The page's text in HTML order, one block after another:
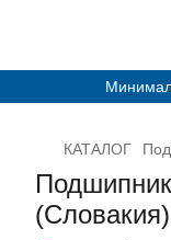
КАТАЛОГ